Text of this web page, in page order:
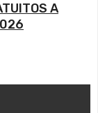
A